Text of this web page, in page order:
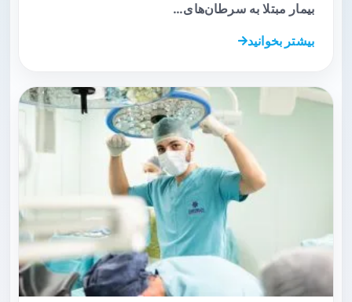
بیمار مبتلا به سرطان‌های…
بیشتر بخوانید